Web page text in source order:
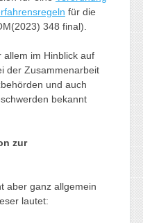
für die
348 final).
allem im Hinblick auf
der Zusammenarbeit
und auch
bekannt
zur
aber ganz allgemein
lautet: